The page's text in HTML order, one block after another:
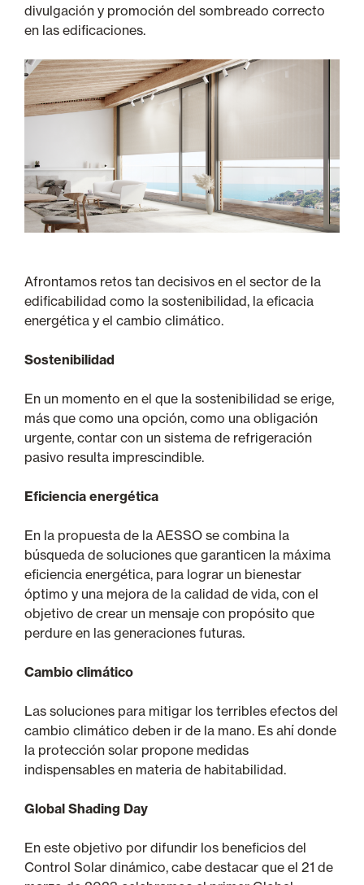
divulgación y promoción del sombreado correcto
en las edificaciones.
Afrontamos retos tan decisivos en el sector de la
edificabilidad como la sostenibilidad, la eficacia
energética y el cambio climático.
Sostenibilidad
En un momento en el que la sostenibilidad se erige,
más que como una opción, como una obligación
urgente, contar con un sistema de refrigeración
pasivo resulta imprescindible.
Eficiencia energética
En la propuesta de la AESSO se combina la
búsqueda de soluciones que garanticen la máxima
eficiencia energética, para lograr un bienestar
óptimo y una mejora de la calidad de vida, con el
objetivo de crear un mensaje con propósito que
perdure en las generaciones futuras.
Cambio climático
Las soluciones para mitigar los terribles efectos del
cambio climático deben ir de la mano. Es ahí donde
la protección solar propone medidas
indispensables en materia de habitabilidad.
Global Shading Day
En este objetivo por difundir los beneficios del
Control Solar dinámico, cabe destacar que el 21 de